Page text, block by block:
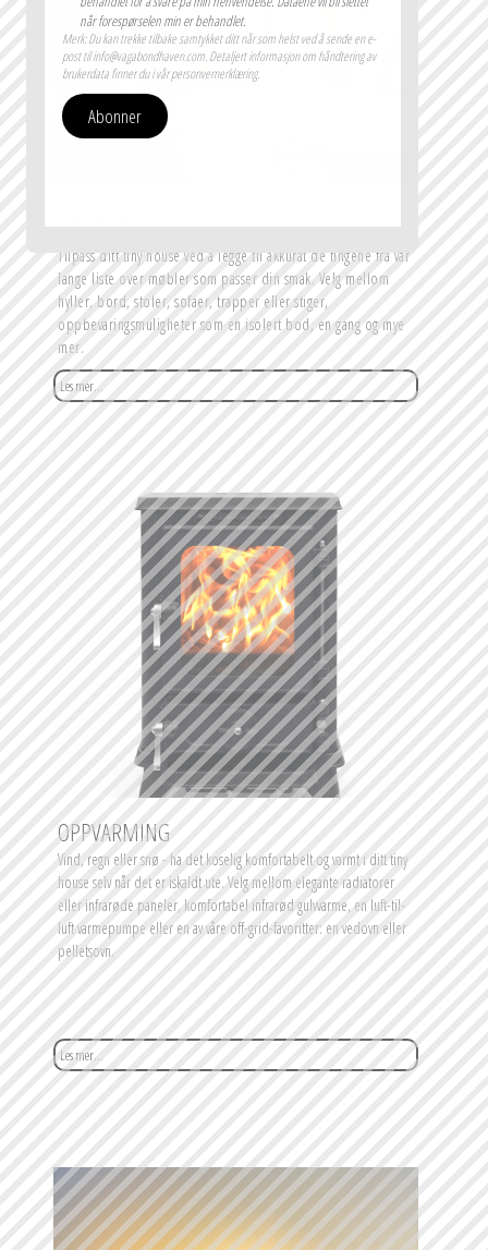
INNREDNING
Tilpass ditt tiny house ved å legge til akkurat de tingene fra vår
lange liste over møbler som passer din smak. Velg mellom
hyller, bord, stoler, sofaer, trapper eller stiger,
oppbevaringsmuligheter som en isolert bod, en gang og mye
mer.
Les mer...
OPPVARMING
Vind, regn eller snø - ha det koselig komfortabelt og varmt i ditt tiny
house selv når det er iskaldt ute. Velg mellom elegante radiatorer
eller infrarøde paneler, komfortabel infrarød gulvvarme, en luft-til-
luft varmepumpe eller en av våre off-grid-favoritter: en vedovn eller
pelletsovn.
Les mer...
når forespørselen min er behandlet.
Merk: Du kan trekke tilbake samtykket ditt når som helst ved å sende en e-
post til info@vagabondhaven.com. Detaljert informasjon om håndtering av
brukerdata finner du i vår personvernerklæring.
Abonner